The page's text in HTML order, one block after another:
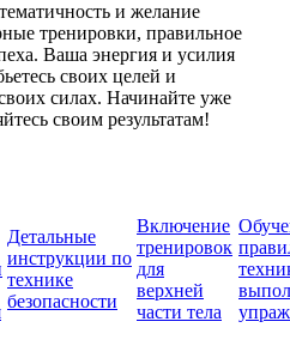
и желание
тренировки, правильное
Ваша энергия и усилия
своих целей и
силах. Начинайте уже
своим результатам!
Детальные
инструкции по
технике
безопасности
Включение
тренировок
для
верхней
части тела